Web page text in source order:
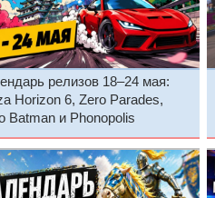
релизов 18–24 мая:
Horizon 6, Zero Parades,
Batman и Phonopolis